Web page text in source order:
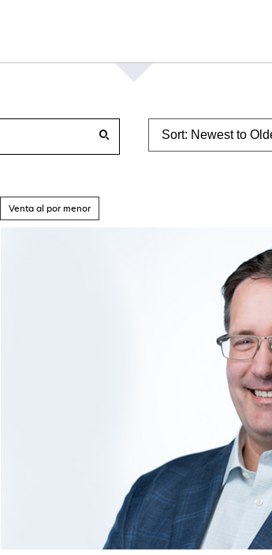
Sort: Newest to
Venta al por menor